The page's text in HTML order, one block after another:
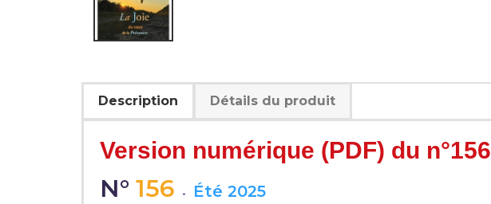
Description Détails du produit
Version numérique (PDF) du n°156
N° 156 - Été 2025